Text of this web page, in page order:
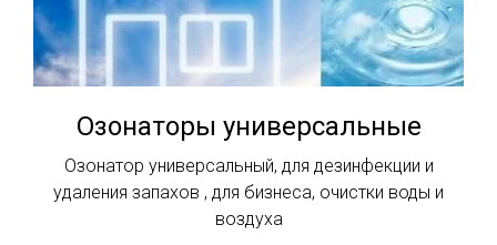
Озонаторы универсальные
Озонатор универсальный, для дезинфекции и
удаления запахов , для бизнеса, очистки воды и
воздуха